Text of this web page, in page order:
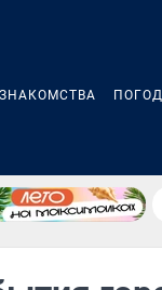
ЗНАКОМСТВА